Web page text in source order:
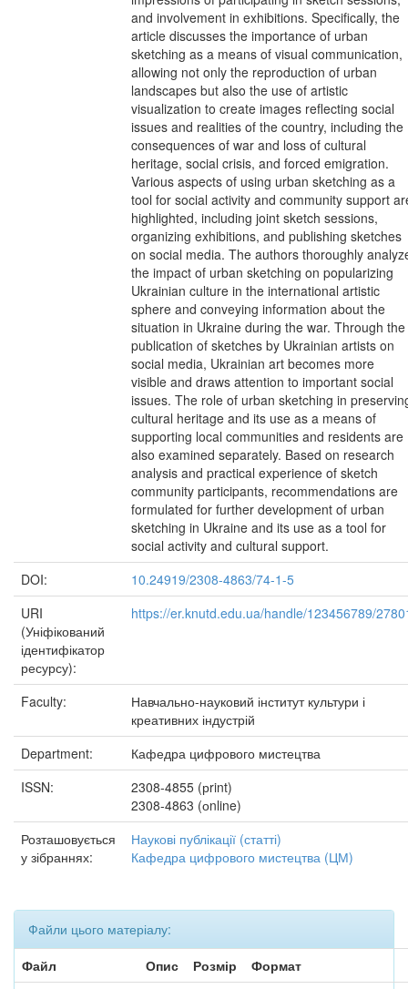
and involvement in exhibitions. Specifically, the
article discusses the importance of urban
sketching as a means of visual communication,
allowing not only the reproduction of urban
landscapes but also the use of artistic
visualization to create images reflecting social
issues and realities of the country, including the
consequences of war and loss of cultural
heritage, social crisis, and forced emigration.
Various aspects of using urban sketching as a
tool for social activity and community support
highlighted, including joint sketch sessions,
organizing exhibitions, and publishing sketches
on social media. The authors thoroughly
the impact of urban sketching on popularizing
Ukrainian culture in the international artistic
sphere and conveying information about the
situation in Ukraine during the war. Through the
publication of sketches by Ukrainian artists on
social media, Ukrainian art becomes more
visible and draws attention to important social
issues. The role of urban sketching in
cultural heritage and its use as a means of
supporting local communities and residents are
also examined separately. Based on research
analysis and practical experience of sketch
community participants, recommendations are
formulated for further development of urban
sketching in Ukraine and its use as a tool for
social activity and cultural support.
DOI:
10.24919/2308-4863/74-1-5
URI
(Уніфікований
ідентифікатор
ресурсу):
https://er.knutd.edu.ua/handle/123456789/
Faculty:
Навчально-науковий інститут культури і
креативних індустрій
Department:
Кафедра цифрового мистецтва
ISSN:
2308-4855 (рrint)
2308-4863 (оnline)
Розташовується
у зібраннях:
Наукові публікації (статті)
Кафедра цифрового мистецтва (ЦМ)
Файли цього матеріалу:
Файл
Опис Розмір
Формат